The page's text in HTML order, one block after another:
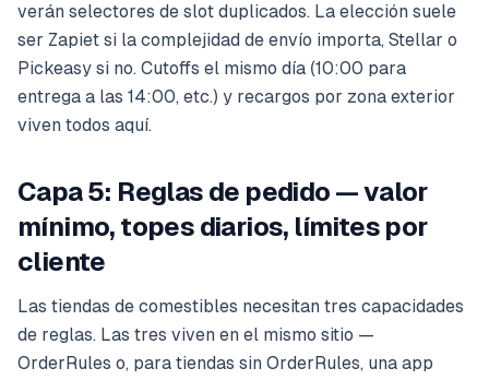
verán selectores de slot duplicados. La elección suele
ser Zapiet si la complejidad de envío importa, Stellar o
Pickeasy si no. Cutoffs el mismo día (10:00 para
entrega a las 14:00, etc.) y recargos por zona exterior
viven todos aquí.
Capa 5: Reglas de pedido — valor
mínimo, topes diarios, límites por
cliente
Las tiendas de comestibles necesitan tres capacidades
de reglas. Las tres viven en el mismo sitio —
OrderRules o, para tiendas sin OrderRules, una app